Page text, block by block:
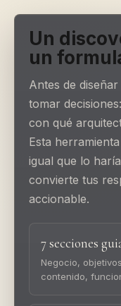
Un
un
Antes de
tomar
con qué
Esta
igual que lo
convierte tus
accionable.
7 secciones
Negocio,
contenido,